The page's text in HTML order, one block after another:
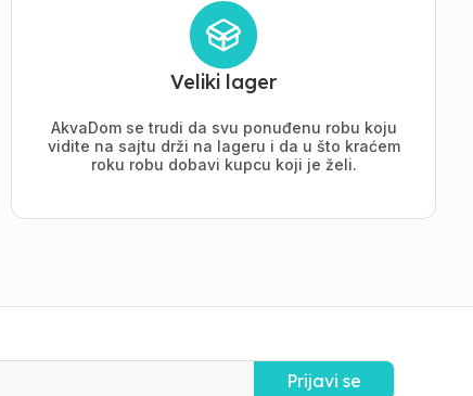
Veliki lager
AkvaDom se trudi da svu ponuđenu robu koju
vidite na sajtu drži na lageru i da u što kraćem
roku robu dobavi kupcu koji je želi.
Prijavi se